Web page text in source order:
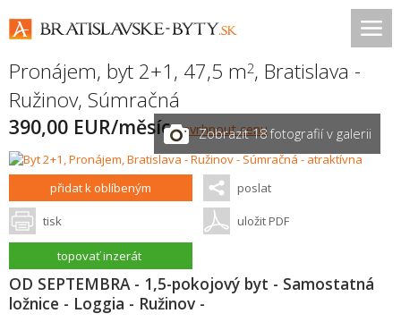
Pronájem, byt 2+1, 47,5 m2, Bratislava -
Ružinov, Súmračná
390,00 EUR/měsícnavrhnout cenu
Zobrazit 18 fotografií v galerii
přidat k oblíbeným poslat
tisk uložit PDF
topovať inzerát
OD SEPTEMBRA - 1,5-pokojový byt - Samostatná
ložnice - Loggia - Ružinov -